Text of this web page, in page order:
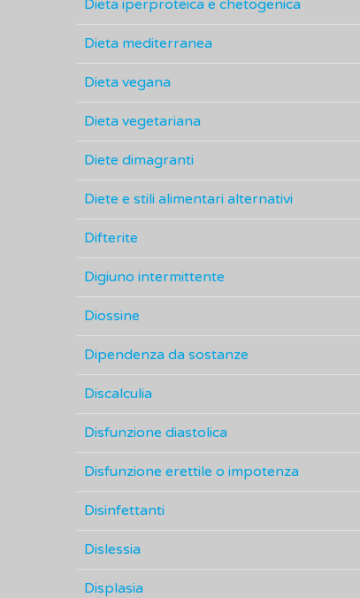
Dieta iperproteica e chetogenica
Dieta mediterranea
Dieta vegana
Dieta vegetariana
Diete dimagranti
Diete e stili alimentari alternativi
Difterite
Digiuno intermittente
Diossine
Dipendenza da sostanze
Discalculia
Disfunzione diastolica
Disfunzione erettile o impotenza
Disinfettanti
Dislessia
Displasia